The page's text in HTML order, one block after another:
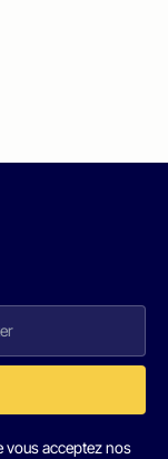
vous acceptez nos